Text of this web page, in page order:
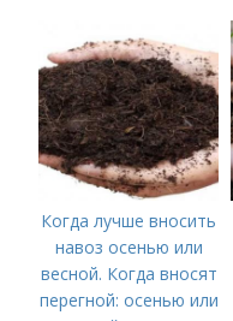
Когда лучше вносить
навоз осенью или
весной. Когда вносят
перегной: осенью или